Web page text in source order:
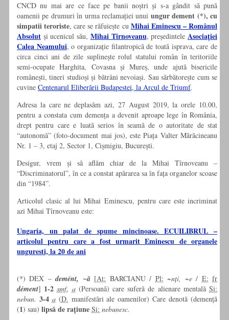
CNCD nu mai are ce face pe banii noștri și s-a gândit să pună
oamenii pe drumuri în urma reclamației unui ungur dement (*), cu
simpatii teroriste, care se răfuiește cu Mihai Eminescu – Românul
Absolut și ucenicul său, Mihai Tîrnoveanu, președinteleAsociației
Calea Neamului, o organizație filantropică de toată isprava, care de
circa cinci ani de zile suplinește rolul statului român în teritoriile
semi-ocupate Harghita, Covasna și Mureș, unde ajută bisericile
românești, tineri studioși și bătrâni nevoiași. Sau sărbătorește cum se
cuvine Centenarul Eliberării Budapestei, la Arcul de Triumf.
Adresa la care ne deplasăm azi, 27 August 2019, la orele 10.00,
pentru a constata cum demența a devenit aproape lege în România,
drept pentru care e luată serios în seamă de o autoritate de stat
“autonomă” (foto-document mai jos), este Piața Valter Mărăcineanu
Nr. 1 – 3, etaj 2, Sector 1, Cișmigiu, București.
Desigur, vrem și să aflăm chiar de la Mihai Tîrnoveanu –
“Discriminatorul”, în ce a constat apărarea sa în fața organelor scoase
din “1984”.
Articolul clasic al lui Mihai Eminescu, pentru care este incriminat
azi Mihai Tîrnoveanu este:
Ungaria, un palat de spume mincinoase. ECUILIBRUL –
articolul pentru care a fost urmarit Eminescu de organele
unguresti, la 20 de ani
(*) DEX –demént, ~ă[At: BARCIANU / Pl: ~nți, ~e/ E: fr
dément] 1-2 smf, a(Persoană) care suferă de alienare mentalăSi:
nebun. 3-4 a(D. manifestări ale oamenilor) Care denotă (demență
(1) sau) lipsă de rațiune Si: nebunesc.